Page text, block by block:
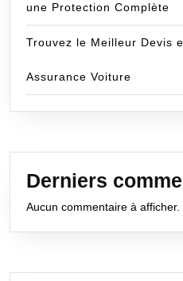
une Protection Complète
Trouvez le Meilleur Devis
Assurance Voiture
Derniers
Aucun commentaire à afficher.